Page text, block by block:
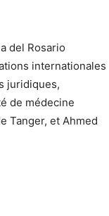
del Rosario
internationales
juridiques,
de médecine
Tanger, et Ahmed